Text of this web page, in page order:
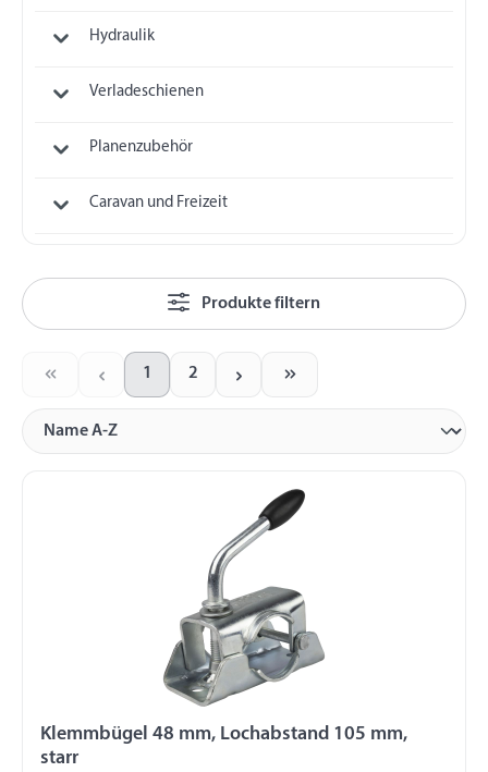
Hydraulik
Verladeschienen
Planenzubehör
Caravan und Freizeit
Produkte filtern
Seite
1 2
Klemmbügel 48 mm, Lochabstand 105 mm,
starr